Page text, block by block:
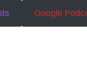
Google